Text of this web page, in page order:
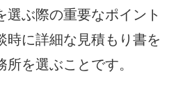
選ぶ際の重要なポイント
時に詳細な見積もり書を
を選ぶことです。